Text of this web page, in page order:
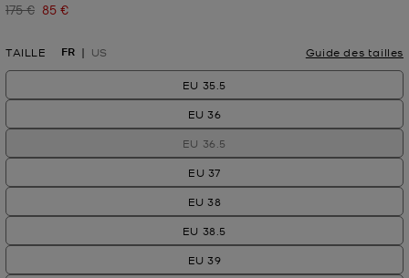
Prix initial
175 € Prix actuel
85 €
TAILLE FR US Guide des tailles
EU 35.5
EU 36
EU 36.5
EU 37
EU 38
EU 38.5
EU 39